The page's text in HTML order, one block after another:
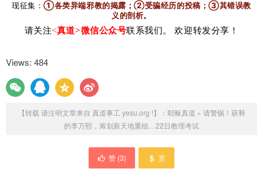
전국신천지피해자연대(전피연·대표 신강식)는 이 교주
의 건강 상태가 심각하지 않은 것으로 보이는 만큼 보석
이 교주가 18일 경기도 수원시 영통구 수원지법에서 열리
는 공판에 휠체어를 타고 출석하는 모습. 연합뉴스
신강식 대표는 “수감 중일 때는 아파서 죽겠다고 했으면
서 막상 구치소를 나와 사람들이 안 보는 곳에서는 멀쩡
히 걸어 다녔다는 것은 수감생활이 가능할 정도로 건강하
는 만큼 보석을 취소하고 법정 구속해 다른 수감자와 똑
같은 대우를 받게 해야 한다”고 밝혔다. 또 “이 교주가 구
现征集：①各类异端邪教的揭露；②受骗经历的投稿；③其错误教
义的剖析。
请关注<真道>微信公众号联系我们。 欢迎转发分享！
Views: 484
【转载 请注明文章来自 真道事工 yesu.org !】： 耶稣真道 » 请警惕！获释
的李万熙，筹划新天地重组…22日教理考试
赞 (3) 赏